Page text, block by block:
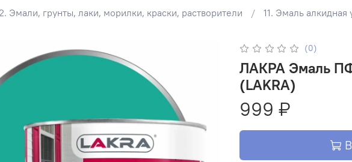
2. Эмали, грунты, лаки, морилки, краски, растворители 11. Эмаль
(0)
ЛАКРА Эмаль ПФ-115 Бирюзовая 2,0кг
(LAKRA)
999 ₽